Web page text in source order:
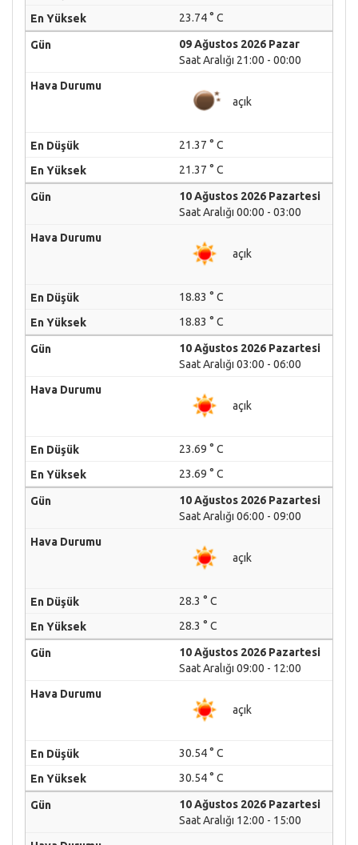
23.74 ° C
09 Ağustos 2026 Pazar
Saat Aralığı 21:00 - 00:00
açık
21.37 ° C
21.37 ° C
10 Ağustos 2026 Pazartesi
Saat Aralığı 00:00 - 03:00
açık
18.83 ° C
18.83 ° C
10 Ağustos 2026 Pazartesi
Saat Aralığı 03:00 - 06:00
açık
23.69 ° C
23.69 ° C
10 Ağustos 2026 Pazartesi
Saat Aralığı 06:00 - 09:00
açık
28.3 ° C
28.3 ° C
10 Ağustos 2026 Pazartesi
Saat Aralığı 09:00 - 12:00
açık
30.54 ° C
30.54 ° C
10 Ağustos 2026 Pazartesi
Saat Aralığı 12:00 - 15:00